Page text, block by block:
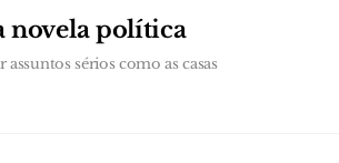
novela política
sérios como as casas